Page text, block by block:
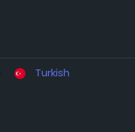
Turkish